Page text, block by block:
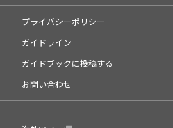
プライバシーポリシー
ガイドライン
ガイドブックに投稿する
お問い合わせ